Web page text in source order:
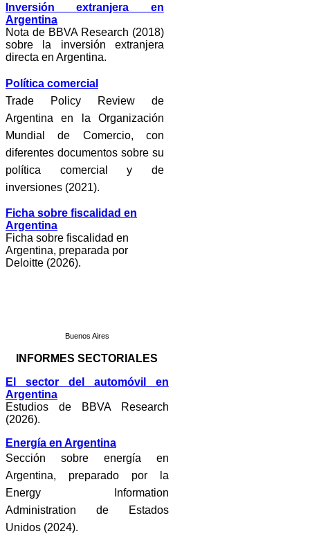
Inversión extranjera en
Argentina
Nota de BBVA Research (2018)
sobre la inversión extranjera
directa en Argentina.
Política comercial
Trade Policy Review de
Argentina en la Organización
Mundial de Comercio, con
diferentes documentos sobre su
política comercial y de
inversiones (2021).
Ficha sobre fiscalidad en
Argentina
Ficha sobre fiscalidad en
Argentina, preparada por
Deloitte (2026).
Buenos Aires
INFORMES SECTORIALES
El sector del automóvil en
Argentina
Estudios de BBVA Research
(2026).
Energía en Argentina
Sección sobre energía en
Argentina, preparado por la
Energy Information
Administration de Estados
Unidos (2024).